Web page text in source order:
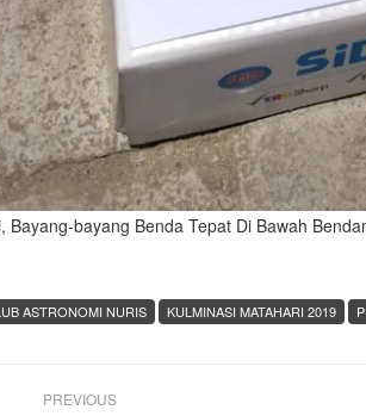
Bayang-bayang Benda Tepat Di Bawah
ASTRONOMI NURIS KULMINASI MATAHARI 2019
PREVIOUS